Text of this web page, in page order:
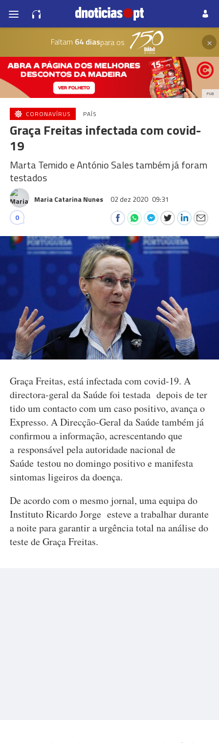
Faltam 64 diaspara os ×
PUB
CORONAVÍRUS PAÍS
Graça Freitas infectada com covid-
19
Marta Temido e António Sales também já foram
testados
Maria Catarina Nunes 02 dez 2020 09:31
0
Graça Freitas, está infectada com covid-19. A
directora-geral da Saúde foi testada depois de ter
tido um contacto com um caso positivo, avança o
Expresso. A Direcção-Geral da Saúde também já
confirmou a informação, acrescentando que
a responsável pela autoridade nacional de
Saúde testou no domingo positivo e manifesta
sintomas ligeiros da doença.
De acordo com o mesmo jornal, uma equipa do
Instituto Ricardo Jorge esteve a trabalhar durante
a noite para garantir a urgência total na análise do
teste de Graça Freitas.